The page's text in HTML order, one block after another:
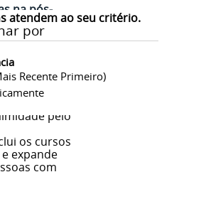
atendem ao seu critério.
por
Recente Primeiro)
na pós-
pelo
modificação
,Consup
pelo
os cursos
expande
com